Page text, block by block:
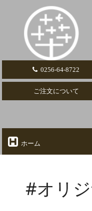
0256-64-8722
ご注文について
ホーム
#オリ